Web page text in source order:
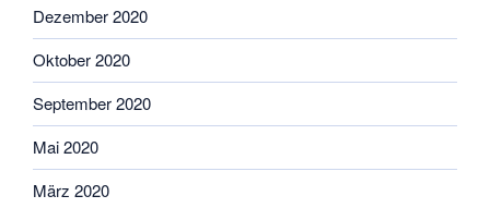
Dezember 2020
Oktober 2020
September 2020
Mai 2020
März 2020